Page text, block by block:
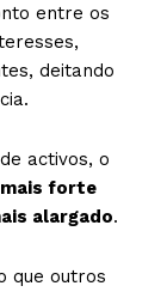
entre os
deitando
activos, o
forte
alargado.
que outros